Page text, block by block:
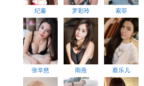
纪蓁 罗彩玲 索菲
张辛慈 雨燕 蔡乐儿